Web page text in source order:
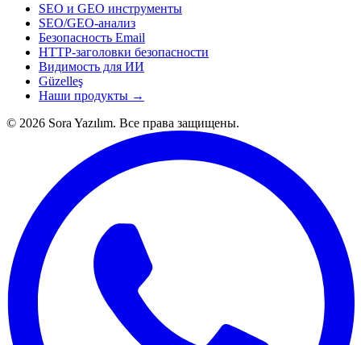
SEO и GEO инструменты
SEO/GEO-анализ
Безопасность Email
HTTP-заголовки безопасности
Видимость для ИИ
Güzelleş
Наши продукты →
© 2026 Sora Yazılım. Все права защищены.